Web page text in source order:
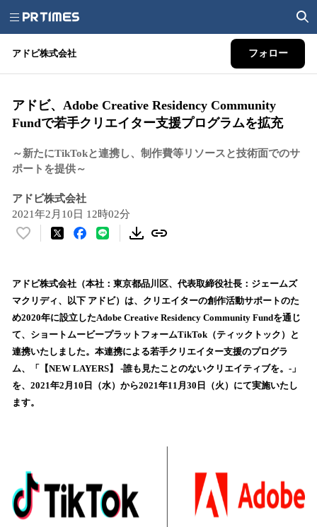
アドビ株式会社 フォロー
アドビ、Adobe Creative Residency Community
Fundで若手クリエイター支援プログラムを拡充
～新たにTikTokと連携し、制作費等リソースと技術面でのサ
ポートを提供～
アドビ株式会社
2021年2月10日 12時02分
い
！
数
を
読
み
込
み
中
で
アドビ株式会社（本社：東京都品川区、代表取締役社長：ジェームズ
マクリディ、以下 アドビ）は、クリエイターの創作活動サポートのた
め2020年に設立したAdobe Creative Residency Community Fundを通じ
て、ショートムービープラットフォームTikTok（ティックトック）と
連携いたしました。本連携による若手クリエイター支援のプログラ
ム、「【NEW LAYERS】 -誰も見たことのないクリエイティブを。-」
を、2021年2月10日（水）から2021年11月30日（火）にて実施いたし
ます。